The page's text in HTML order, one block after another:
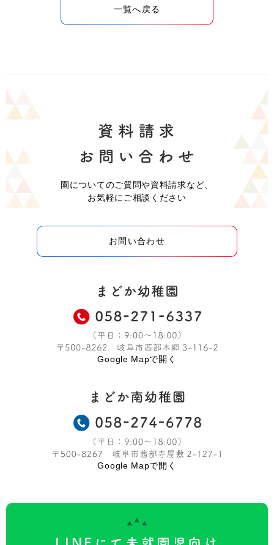
一覧へ戻る
園についてのご質問や資料請求など、
お気軽にご相談ください
お問い合わせ
Google Mapで開く
Google Mapで開く